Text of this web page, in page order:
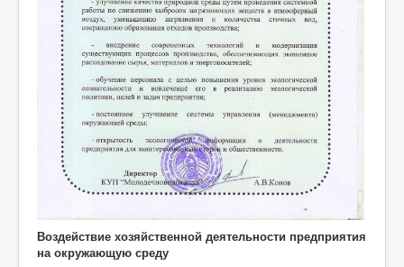
Воздействие хозяйственной деятельности предприятия
на окружающую среду